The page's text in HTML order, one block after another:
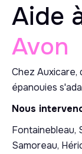
Aide
Avon
Chez Auxicare,
épanouies
Nous
Fontainebleau,
Samoreau,